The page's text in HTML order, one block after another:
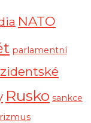
NATO
parlamentní
Rusko sankce